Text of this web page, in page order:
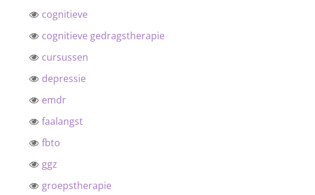
cognitieve
cognitieve gedragstherapie
cursussen
depressie
emdr
faalangst
fbto
ggz
groepstherapie